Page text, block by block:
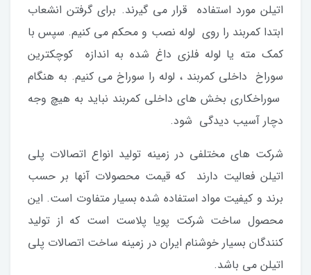
اتیلن مورد استفاده قرار می گیرند. برای گرفتن انشعاب
ابتدا کمربند را روی لوله نصب و محکم می کنیم. سپس با
کمک مته یا لوله فلزی داغ شده به اندازه کوچکترین
سوراخ داخلی کمربند ، لوله را سوراخ می کنیم. به هنگام
سوراخکاری بخش های داخلی کمربند نباید به هیچ وجه
دچار آسیب دیدگی شود.
شرکت های مختلفی در زمینه تولید انواع اتصالات پلی
اتیلن فعالیت دارند که قیمت محصولات آنها بر حسب
برند و کیفیت مواد استفاده شده بسیار متفاوت است. این
محصول ساخت شرکت پویا پلاست است که از تولید
کنندگان بسیار خوشنام ایران در زمینه ساخت اتصالات پلی
اتیلن می باشد.